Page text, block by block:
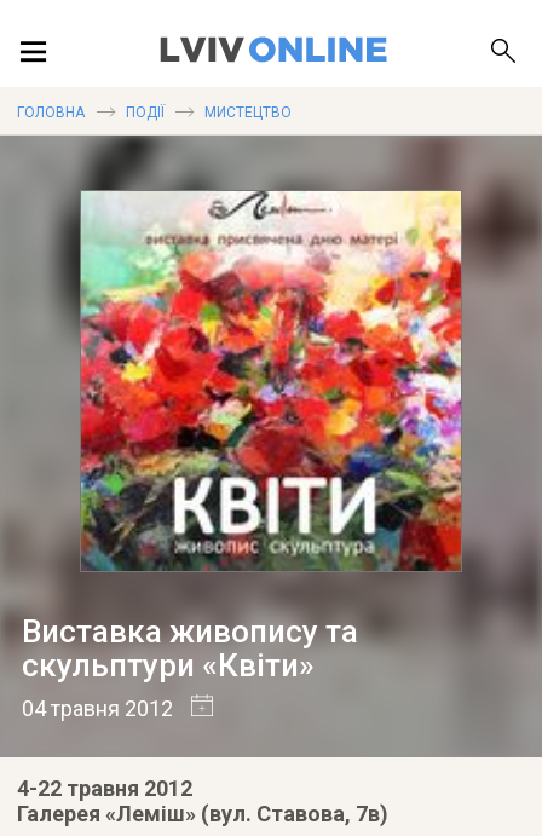
ЛОКАЦІЇ
ПУБЛІКАЦІЇ
ДОВІДКА
ГОЛОВНА ПОДІЇ МИСТЕЦТВО
Виставка живопису та
скульптури «Квіти»
04 травня 2012
4-22 травня 2012
Галерея «Леміш» (вул. Ставова, 7в)